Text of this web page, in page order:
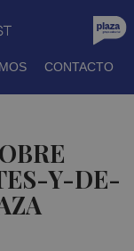
CONTACTO
Y-DE-